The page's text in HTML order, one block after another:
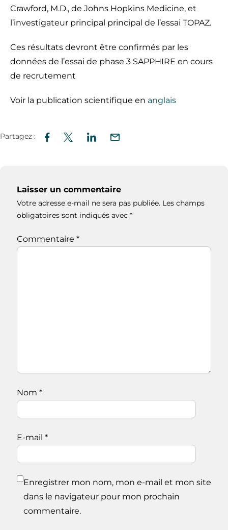
Crawford, M.D., de Johns Hopkins Medicine, et
l’investigateur principal principal de l’essai TOPAZ.
Ces résultats devront être confirmés par les
données de l’essai de phase 3 SAPPHIRE en cours
de recrutement
Voir la publication scientifique en anglais
Partagez :
Laisser un commentaire
Votre adresse e-mail ne sera pas publiée. Les champs
obligatoires sont indiqués avec *
Commentaire *
Nom *
E-mail *
Enregistrer mon nom, mon e-mail et mon site
dans le navigateur pour mon prochain
commentaire.